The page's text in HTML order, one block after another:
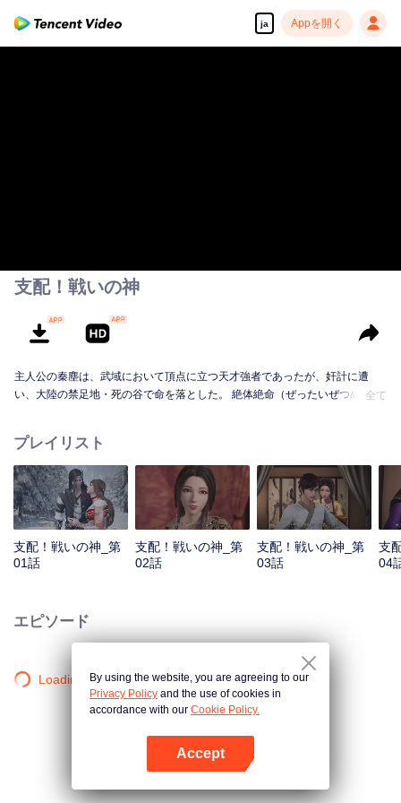
ja Appを開く
支配！戦いの神
主人公の秦塵は、武域において頂点に立つ天才強者であったが、奸計に遭
い、大陸の禁足地・死の谷で命を落とした。 絶体絶命（ぜったいぜつめい）
国・斉の軍神である定武王の孫でありながら、実の父親の正体が謎に包まれ
ているため、母と二人、王府では冷遇され、互いを支えに生きてきた。 過去
の強者としての神話を再び綴り、愛する者たちを守るため、秦塵は天下五国
を守護する大任を敢然と引き受け、再び武道への道を歩み始めるのであっ
た。
全て
プレイリスト
支配！戦いの神_第
01話
支配！戦いの神_第
02話
支配！戦いの神_第
03話
支
04
エピソード
Loading…By using the website, you are agreeing to our
Privacy Policy and the use of cookies in
accordance with our Cookie Policy.
Accept